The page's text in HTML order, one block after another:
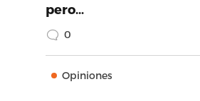
pero…
0
Opiniones